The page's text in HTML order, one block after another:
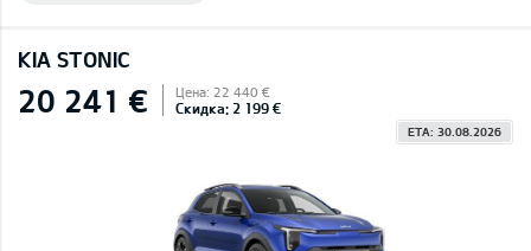
KIA STONIC
20 241 € Цена: 22 440 €
Скидка: 2 199 €
ETA: 30.08.2026